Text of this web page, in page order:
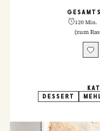
GESAMT
120 Min.
(zum
DESSERT